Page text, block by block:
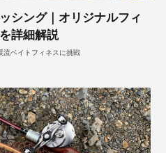
シング｜オリジナルフィ
詳細解説
流ベイトフィネスに挑戦